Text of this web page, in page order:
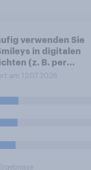
verwenden Sie
in digitalen
(z. B. per
SMS oder E-
am 12.07.2026